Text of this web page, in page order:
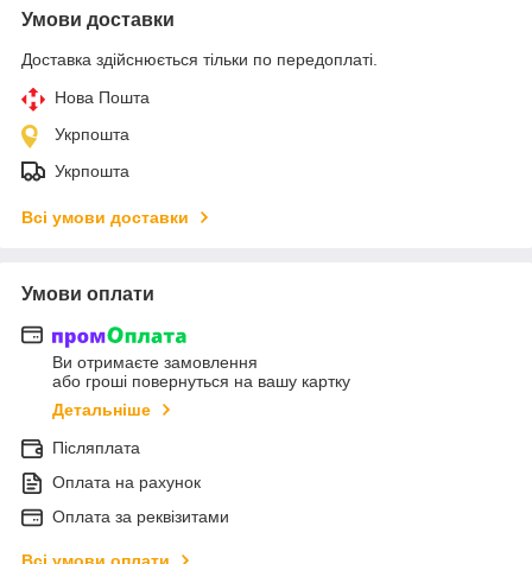
Умови доставки
Доставка здійснюється тільки по передоплаті.
Нова Пошта
Укрпошта
Укрпошта
Всі умови доставки
Умови оплати
Ви отримаєте замовлення
або гроші повернуться на вашу картку
Детальніше
Післяплата
Оплата на рахунок
Оплата за реквізитами